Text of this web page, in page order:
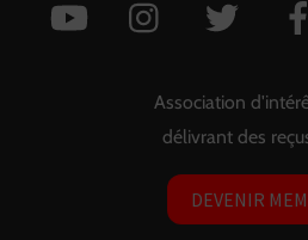
Association
délivrant des
DEVENIR